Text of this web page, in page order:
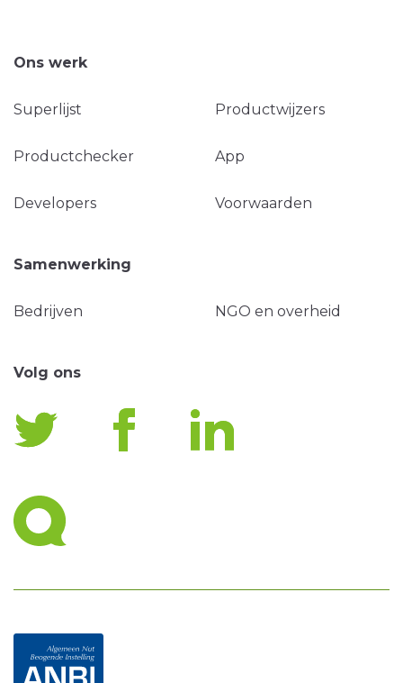
Ons werk
Superlijst Productwijzers
Productchecker App
Developers Voorwaarden
Samenwerking
Bedrijven NGO en overheid
Volg ons